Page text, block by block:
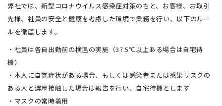
弊社では、新型コロナウイルス感染症対策のもと、お客様、お取引
先様、社員の安全と健康を考慮した環境で業務を行い、以下のルー
ルを徹底します。
・社員は各自出勤前の検温の実施（37.5℃以上ある場合は自宅待
機）
・本人に自覚症状がある場合、もしくは感染者または感染リスクの
ある人と濃厚接触した場合は報告を行い、自宅待機とします
・マスクの常時着用